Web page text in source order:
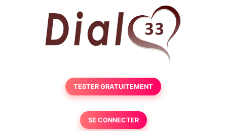
TESTER GRATUITEMENT
SE CONNECTER